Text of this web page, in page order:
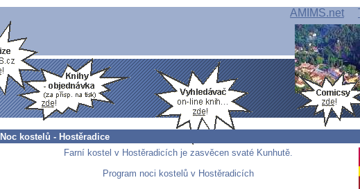
AMIMS.net
Noc kostelů - Hostěradice
Farní kostel v Hostěradicích je zasvěcen svaté Kunhutě.
Program noci kostelů v Hostěradicích